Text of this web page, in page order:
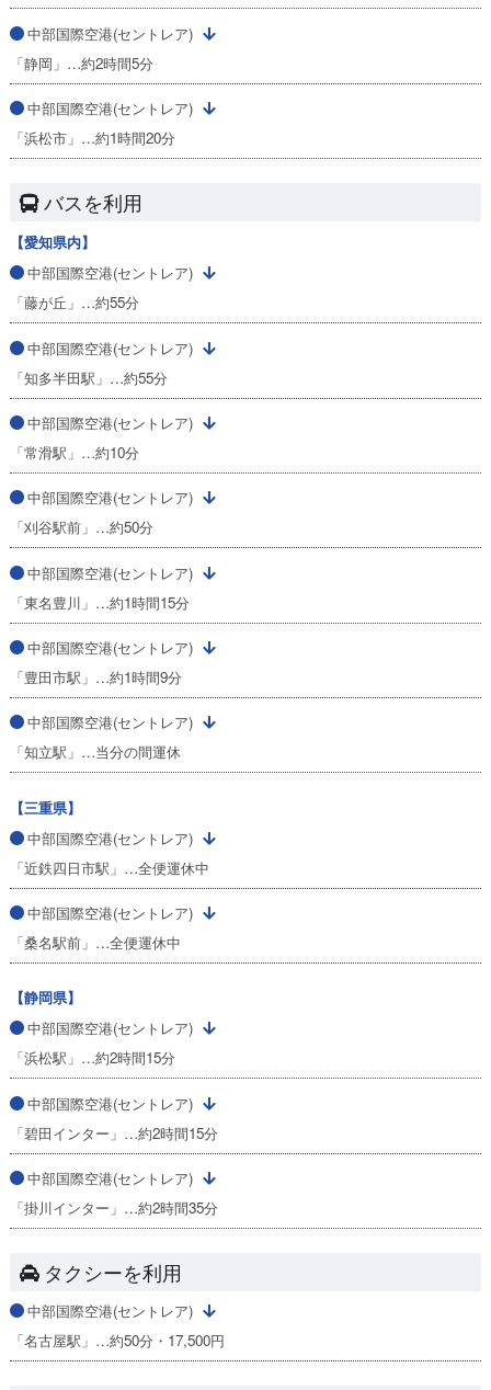
中部国際空港(セントレア)
「静岡」…約2時間5分
中部国際空港(セントレア)
「浜松市」…約1時間20分
バスを利用
【愛知県内】
中部国際空港(セントレア)
「藤が丘」…約55分
中部国際空港(セントレア)
「知多半田駅」…約55分
中部国際空港(セントレア)
「常滑駅」…約10分
中部国際空港(セントレア)
「刈谷駅前」…約50分
中部国際空港(セントレア)
「東名豊川」…約1時間15分
中部国際空港(セントレア)
「豊田市駅」…約1時間9分
中部国際空港(セントレア)
「知立駅」…当分の間運休
【三重県】
中部国際空港(セントレア)
「近鉄四日市駅」…全便運休中
中部国際空港(セントレア)
「桑名駅前」…全便運休中
【静岡県】
中部国際空港(セントレア)
「浜松駅」…約2時間15分
中部国際空港(セントレア)
「碧田インター」…約2時間15分
中部国際空港(セントレア)
「掛川インター」…約2時間35分
タクシーを利用
中部国際空港(セントレア)
「名古屋駅」…約50分・17,500円